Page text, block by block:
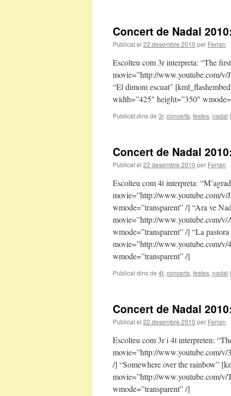
Concert de Nadal
Publicat el 22 desembre 2010 per Ferran
Escolteu com 3r interpreta: “The
movie=”http://www.youtube.com/v/
“El dimoni escuat”
width=”425″ height=”350″
Publicat dins de 3r, concerts, festes, nadal |
Concert de Nadal
Publicat el 22 desembre 2010 per Ferran
Escolteu com 4t interpreta:
movie=”http://www.youtube.com/
wmode=”transparent” /] “Ara ve
movie=”http://www.youtube.com/
wmode=”transparent” /] “La
movie=”http://www.youtube.com/
wmode=”transparent” /]
Publicat dins de 4t, concerts, festes, nadal |
Concert de Nadal
Publicat el 22 desembre 2010 per Ferran
Escolteu com 3r i 4t interpreten:
movie=”http://www.youtube.com/
/] “Somewhere over the rainbow”
movie=”http://www.youtube.com/
wmode=”transparent” /]